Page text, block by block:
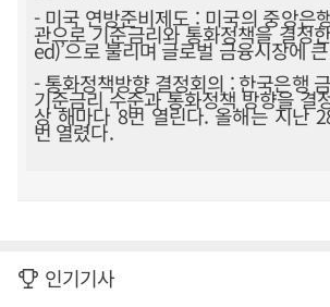
- 미국 연방준비제도 : 미국의 중앙은
관으로 기준금리와 통화정책을 결정
ed)’으로 불리며 글로벌 금융시장에
- 통화정책방향 결정회의 : 한국은행
기준금리 수준과 통화정책 방향을 결
상 해마다 8번 열린다. 올해는 지난
번 열렸다.
인기기사